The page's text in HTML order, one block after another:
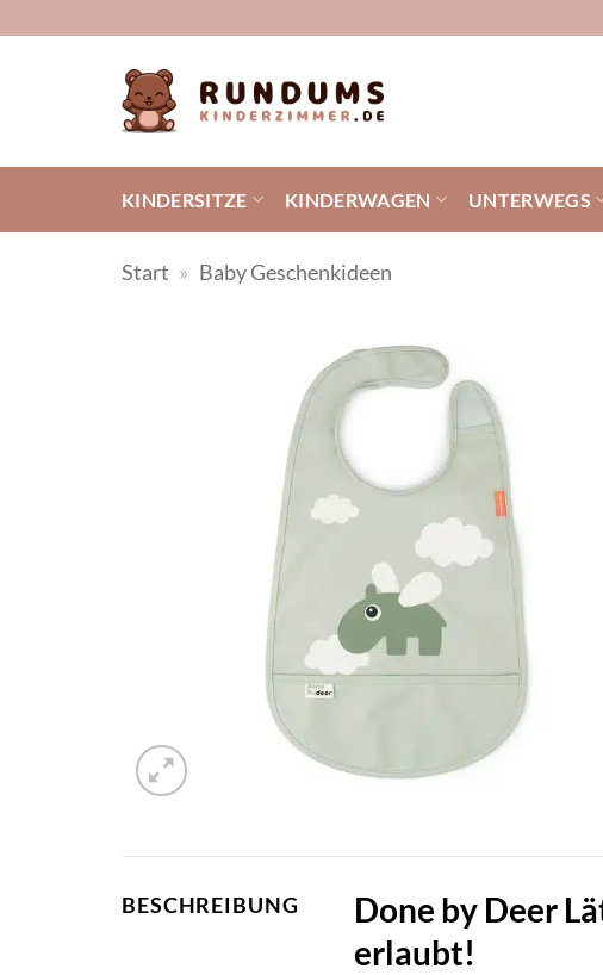
KINDERSITZE KINDERWAGEN UNTERWEGS
Start » Baby Geschenkideen
BESCHREIBUNG
Done by Deer
erlaubt!